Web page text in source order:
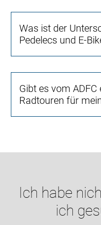
Was ist der
Pedelecs und E-
Gibt es vom
Radtouren für
Ich habe
ich